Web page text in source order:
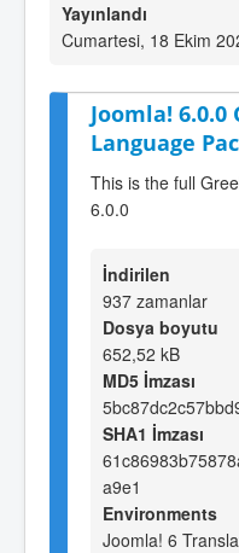
Yayınlandı
Cumartesi, 18 Ekim
Joomla! 6.0.0
Language
This is the full
6.0.0
İndirilen
937 zamanlar
Dosya boyutu
652,52 kB
MD5 İmzası
SHA1 İmzası
a9e1
Environments
Joomla! 6